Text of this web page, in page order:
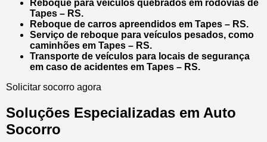
Reboque para veículos quebrados em rodovias de
Tapes – RS.
Reboque de carros apreendidos em Tapes – RS.
Serviço de reboque para veículos pesados, como
caminhões em Tapes – RS.
Transporte de veículos para locais de segurança
em caso de acidentes em Tapes – RS.
Solicitar socorro agora
Soluções Especializadas em Auto
Socorro